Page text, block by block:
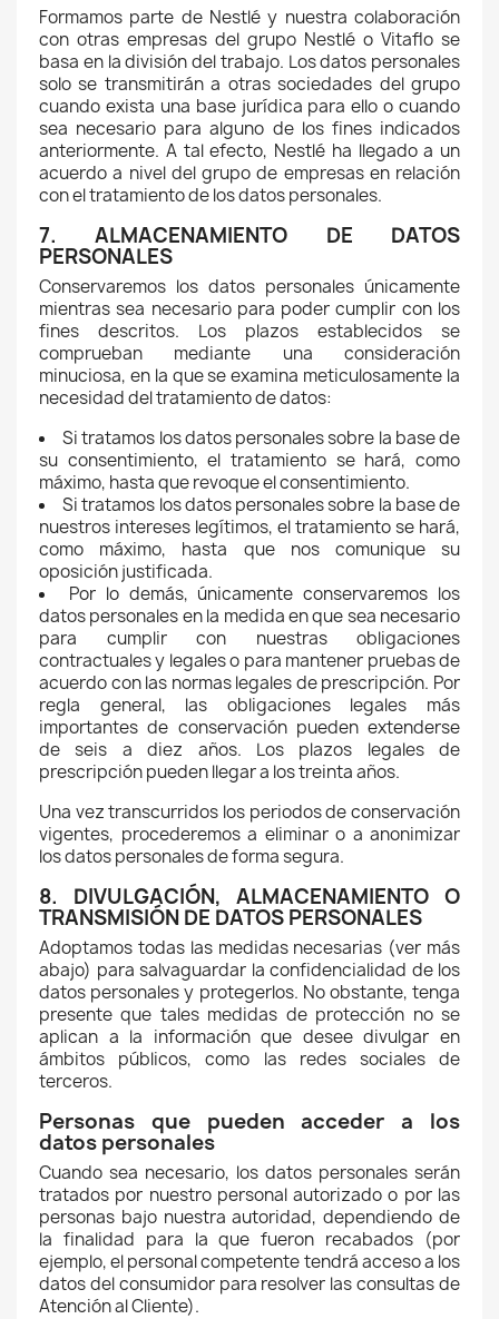
Formamos parte de Nestlé y nuestra colaboración
con otras empresas del grupo Nestlé o Vitaflo se
basa en la división del trabajo. Los datos personales
solo se transmitirán a otras sociedades del grupo
cuando exista una base jurídica para ello o cuando
sea necesario para alguno de los fines indicados
anteriormente. A tal efecto, Nestlé ha llegado a un
acuerdo a nivel del grupo de empresas en relación
con el tratamiento de los datos personales.
7. ALMACENAMIENTO DE DATOS
PERSONALES
Conservaremos los datos personales únicamente
mientras sea necesario para poder cumplir con los
fines descritos. Los plazos establecidos se
comprueban mediante una consideración
minuciosa, en la que se examina meticulosamente la
necesidad del tratamiento de datos:
Si tratamos los datos personales sobre la base de
su consentimiento, el tratamiento se hará, como
máximo, hasta que revoque el consentimiento.
Si tratamos los datos personales sobre la base de
nuestros intereses legítimos, el tratamiento se hará,
como máximo, hasta que nos comunique su
oposición justificada.
Por lo demás, únicamente conservaremos los
datos personales en la medida en que sea necesario
para cumplir con nuestras obligaciones
contractuales y legales o para mantener pruebas de
acuerdo con las normas legales de prescripción. Por
regla general, las obligaciones legales más
importantes de conservación pueden extenderse
de seis a diez años. Los plazos legales de
prescripción pueden llegar a los treinta años.
Una vez transcurridos los periodos de conservación
vigentes, procederemos a eliminar o a anonimizar
los datos personales de forma segura.
8. DIVULGACIÓN, ALMACENAMIENTO O
TRANSMISIÓN DE DATOS PERSONALES
Adoptamos todas las medidas necesarias (ver más
abajo) para salvaguardar la confidencialidad de los
datos personales y protegerlos. No obstante, tenga
presente que tales medidas de protección no se
aplican a la información que desee divulgar en
ámbitos públicos, como las redes sociales de
terceros.
Personas que pueden acceder a los
datos personales
Cuando sea necesario, los datos personales serán
tratados por nuestro personal autorizado o por las
personas bajo nuestra autoridad, dependiendo de
la finalidad para la que fueron recabados (por
ejemplo, el personal competente tendrá acceso a los
datos del consumidor para resolver las consultas de
Atención al Cliente).